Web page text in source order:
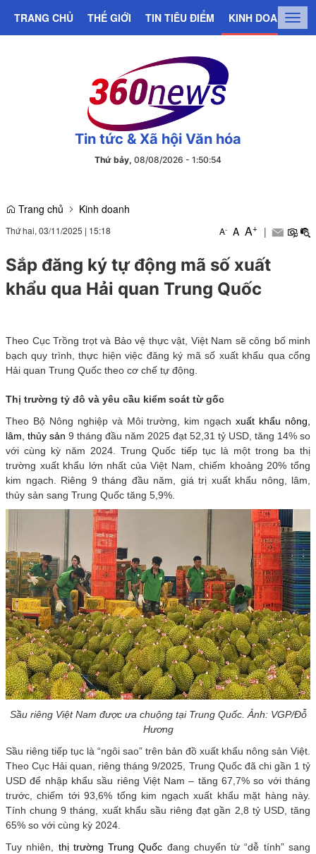
TRANG CHỦ THẾ GIỚI TIN TIÊU ĐIỂM KINH DOANH
Tin tức & Xã hội Văn hóa
Thứ bảy, 08/08/2026 - 1:50:54
Trang chủ Kinh doanh
Thứ hai, 03/11/2025 | 15:18 A- A A+ |
Sắp đăng ký tự động mã số xuất
khẩu qua Hải quan Trung Quốc
Theo Cục Trồng trọt và Bảo vệ thực vật, Việt Nam sẽ công bố minh
bạch quy trình, thực hiện việc đăng ký mã số xuất khẩu qua cổng
Hải quan Trung Quốc theo cơ chế tự động.
Thị trường tỷ đô và yêu cầu kiểm soát từ gốc
Theo Bộ Nông nghiệp và Môi trường, kim ngạchxuất khẩu nông,
lâm, thủy sản 9 tháng đầu năm 2025 đạt 52,31 tỷ USD, tăng 14% so
với cùng kỳ năm 2024. Trung Quốc tiếp tục là một trong ba thị
trường xuất khẩu lớn nhất của Việt Nam, chiếm khoảng 20% tổng
kim ngạch. Riêng 9 tháng đầu năm, giá trị xuất khẩu nông, lâm,
thủy sản sang Trung Quốc tăng 5,9%.
Sầu riêng Việt Nam được ưa chuộng tại Trung Quốc. Ảnh: VGP/Đỗ
Hương
Sầu riêng tiếp tục là “ngôi sao” trên bản đồ xuất khẩu nông sản Việt.
Theo Cục Hải quan, riêng tháng 9/2025, Trung Quốc đã chi gần 1 tỷ
USD để nhập khẩu sầu riêng Việt Nam – tăng 67,7% so với tháng
trước, chiếm tới 93,6% tổng kim ngạch xuất khẩu mặt hàng này.
Tính chung 9 tháng, xuất khẩu sầu riêng đạt gần 2,8 tỷ USD, tăng
65% so với cùng kỳ 2024.
Tuy nhiên, thị trường Trung Quốc đang chuyển từ “dễ tính” sang